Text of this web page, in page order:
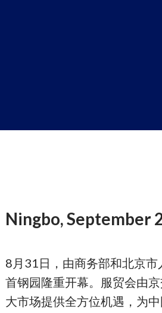
Ningbo, September
8月31日，由商务部和北京
首钢园隆重开幕。服贸会由
大市场提供全方位机遇，为